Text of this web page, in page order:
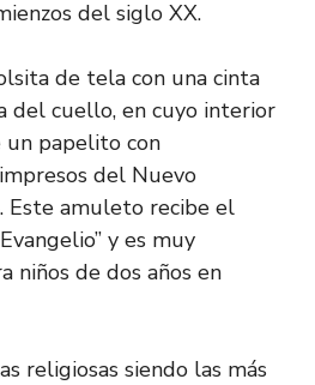
del siglo XX.
de tela con una cinta
del cuello, en cuyo interior
un papelito con
del Nuevo
Este amuleto recibe el
y es muy
niños de dos años en
religiosas siendo las más